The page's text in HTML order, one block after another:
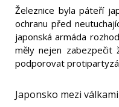
Železnice byla páteří
ochranu před
japonská armáda
měly nejen zabezpečit
podporovat
Japonsko mezi válkami